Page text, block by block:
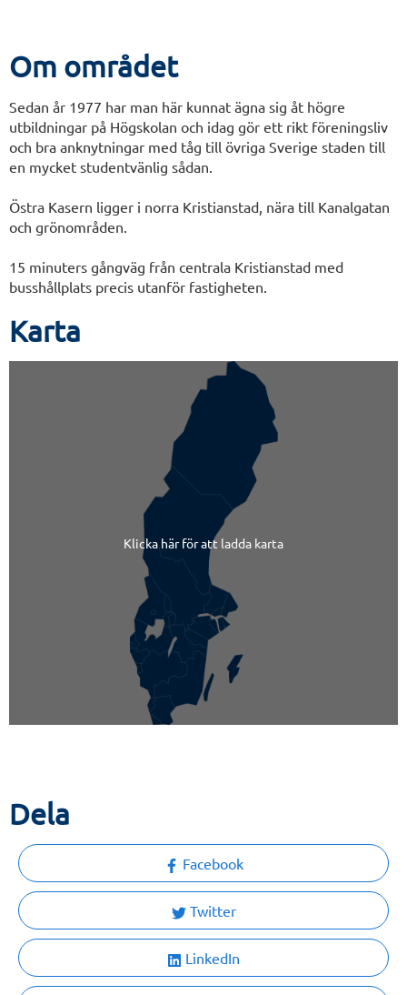
Om området
Sedan år 1977 har man här kunnat ägna sig åt högre
utbildningar på Högskolan och idag gör ett rikt föreningsliv
och bra anknytningar med tåg till övriga Sverige staden till
en mycket studentvänlig sådan.
Östra Kasern ligger i norra Kristianstad, nära till Kanalgatan
och grönområden.
15 minuters gångväg från centrala Kristianstad med
busshållplats precis utanför fastigheten.
Karta
Klicka här för att ladda karta
Dela
Facebook
Twitter
LinkedIn